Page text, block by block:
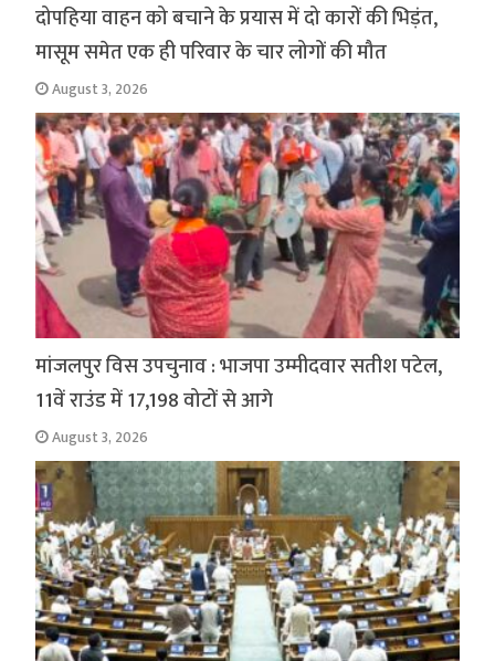
दोपहिया वाहन को बचाने के प्रयास में दो कारों की भिड़ंत,
मासूम समेत एक ही परिवार के चार लोगों की मौत
August 3, 2026
मांजलपुर विस उपचुनाव : भाजपा उम्मीदवार सतीश पटेल,
11वें राउंड में 17,198 वोटों से आगे
August 3, 2026